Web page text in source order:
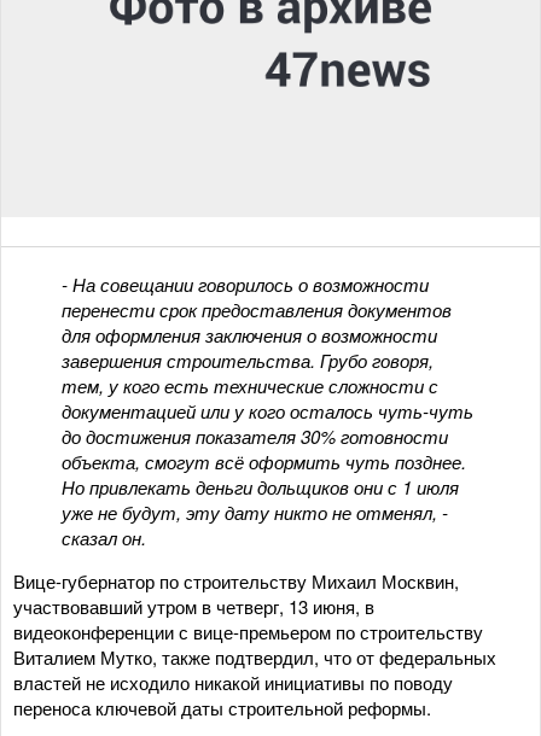
- На совещании говорилось о возможности
перенести срок предоставления документов
для оформления заключения о возможности
завершения строительства. Грубо говоря,
тем, у кого есть технические сложности с
документацией или у кого осталось чуть-чуть
до достижения показателя 30% готовности
объекта, смогут всё оформить чуть позднее.
Но привлекать деньги дольщиков они с 1 июля
уже не будут, эту дату никто не отменял, -
сказал он.
Вице-губернатор по строительству Михаил Москвин,
участвовавший утром в четверг, 13 июня, в
видеоконференции с вице-премьером по строительству
Виталием Мутко, также подтвердил, что от федеральных
властей не исходило никакой инициативы по поводу
переноса ключевой даты строительной реформы.